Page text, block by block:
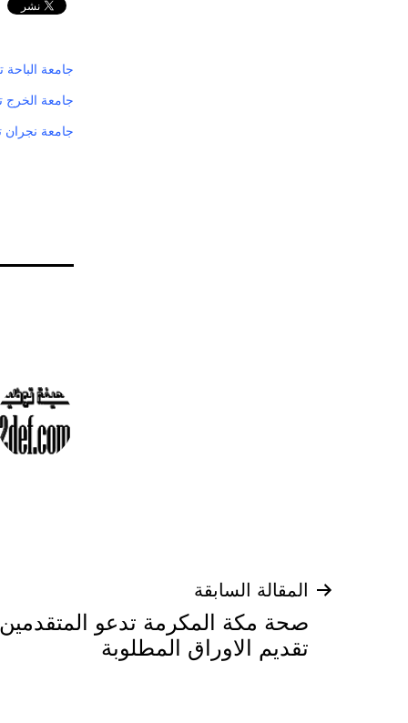
جامعة الباحة
جامعة الخرج
جامعة نجران
تصفّح
المقالات
المقالة السابقة
صحة مكة المكرمة تدعو
تقديم الاوراق المطلوبة